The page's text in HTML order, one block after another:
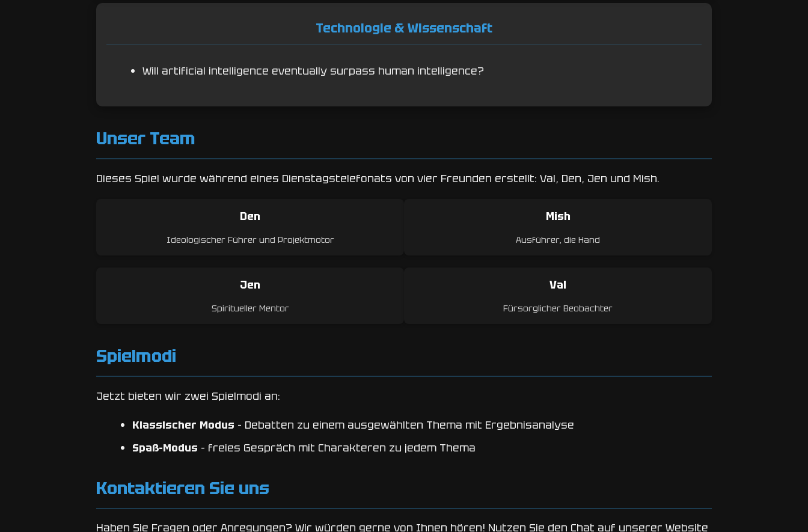
Technologie & Wissenschaft
Will artificial intelligence eventually surpass human intelligence?
Unser Team
Dieses Spiel wurde während eines Dienstagstelefonats von vier Freunden erstellt: Val, Den, Jen und Mish.
Den
Ideologischer Führer und Projektmotor
Mish
Ausführer, die Hand
Jen
Spiritueller Mentor
Val
Fürsorglicher Beobachter
Spielmodi
Jetzt bieten wir zwei Spielmodi an:
Klassischer Modus - Debatten zu einem ausgewählten Thema mit Ergebnisanalyse
Spaß-Modus - freies Gespräch mit Charakteren zu jedem Thema
Kontaktieren Sie uns
Haben Sie Fragen oder Anregungen? Wir würden gerne von Ihnen hören! Nutzen Sie den Chat auf unserer Website